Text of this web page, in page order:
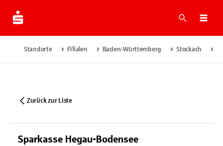
Suche
Standorte Filialen Baden-Württemberg Stockach
Zurück zur Liste
Sparkasse Hegau-Bodensee